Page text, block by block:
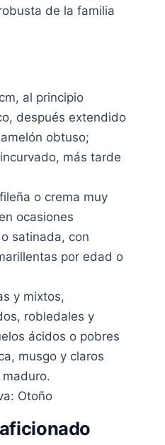
de la familia
al principio
después extendido
obtuso;
más tarde
o crema muy
ocasiones
satinada, con
por edad o
y mixtos,
robledales y
ácidos o pobres
musgo y claros
Otoño